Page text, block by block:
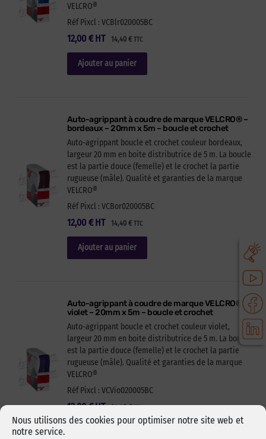
Nous utilisons des cookies pour optimiser notre site web et
notre service.
VELCRO®
Réf Pixcl : VCBlr020005BC
12,00 € 14,40 €TTC
HT
Ajouter au panier
Auto-agrippant à coudre de marque VELCRO® –
bordeaux – 20mm x 5m – boucle et crochet
Auto-agrippant boucle et crochet couleur bordeaux,
largeur 20 mm en boite distributrice de 5 m. La boucle
est la partie douce (femelle) et le crochet la partie
rugueuse (mâle). Qualité et garanties de la marque
VELCRO®
Réf Pixcl : VCBor020005BC
12,00 € 14,40 €TTC
HT
Ajouter au panier
Auto-agrippant à coudre de marque VELCRO® –
violet – 20mm x 5m – boucle et crochet
Auto-agrippant boucle et crochet couleur violet,
largeur 20 mm en boite distributrice de 5 m. La boucle
est la partie douce (femelle) et le crochet la partie
rugueuse (mâle). Qualité et garanties de la marque
VELCRO®
Réf Pixcl : VCVio020005BC
12,00€ 14,40€
HT